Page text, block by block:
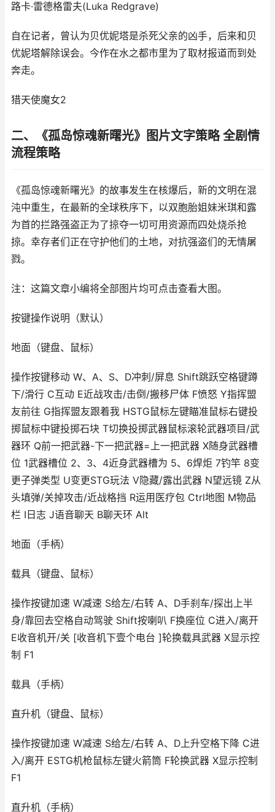
路卡·雷德格雷夫(Luka Redgrave)
自在记者，曾认为贝优妮塔是杀死父亲的凶手，后来和贝
优妮塔解除误会。今作在水之都市里为了取材报道而到处
奔走。
猎天使魔女2
二、《孤岛惊魂新曙光》图片文字策略 全剧情
流程策略
《孤岛惊魂新曙光》的故事发生在核爆后，新的文明在混
沌中重生，在最新的全球秩序下，以双胞胎姐妹米琪和露
为首的拦路强盗正为了掠夺一切可用资源而四处烧杀抢
掠。幸存者们正在守护他们的土地，对抗强盗们的无情屠
戮。
注：这篇文章小编将全部图片均可点击查看大图。
按键操作说明（默认）
地面（键盘、鼠标）
操作按键移动 W、A、S、D冲刺/屏息 Shift跳跃空格键蹲
下/滑行 C互动 E近战攻击/击倒/搬移尸体 F愤怒 Y指挥盟
友前往 G指挥盟友跟着我 HSTG鼠标左键瞄准鼠标右键投
掷鼠标中键投掷石块 T切换投掷武器鼠标滚轮武器项目/武
器环 Q前一把武器-下一把武器=上一把武器 X随身武器槽
位 1武器槽位 2、3、4近身武器槽为 5、6焊炬 7钓竿 8变
更子弹类型 U变更STG玩法 V隐藏/露出武器 N望远镜 Z从
头填弹/关掉攻击/近战格挡 R运用医疗包 Ctrl地图 M物品
栏 I日志 J语音聊天 B聊天环 Alt
地面（手柄）
载具（键盘、鼠标）
操作按键加速 W减速 S给左/右转 A、D手刹车/探出上半
身/靠回去空格自动驾驶 Shift按喇叭 F换座位 C进入/离开
E收音机开/关 [收音机下壹个电台 ]轮换载具武器 X显示控
制 F1
载具（手柄）
直升机（键盘、鼠标）
操作按键加速 W减速 S给左/右转 A、D上升空格下降 C进
入/离开 ESTG机枪鼠标左键火箭筒 F轮换武器 X显示控制
F1
直升机（手柄）